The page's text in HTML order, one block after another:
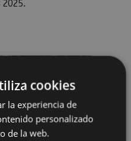
cookies
la experiencia de
personalizado
de la web.